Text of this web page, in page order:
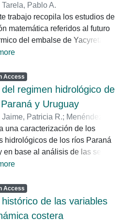
Tarela, Pablo A.
trabajo recopila los estudios de
matemática referidos al futuro
del embalse de Yacyretá
- Paraguay), realizados durante
Investigación y Desarrollo de
y aquellos más recientes
en el INA. Se realiza una
de los mismos y se comparan
y limitaciones. Además, se
de las campañas de
perfiles verticales de
del agua del lago. Se analiza
de campo en relación con
La información disponible al
los resultados de los
modelación, permiten concluir
Access
regimen hidrológico de
y Uruguay
Jaime, Patricia R.; Menéndez,
Uriburu Quirno, Marcelo; Torchio,
una caracterización de los
hidrológicos de los ríos Paraná
en base al análisis de las series
de caudales. En ambos ríos se
desde alrededor de 1971.
ambos se efectúa una
de un ciclo anterior
Access
de las variables
costera